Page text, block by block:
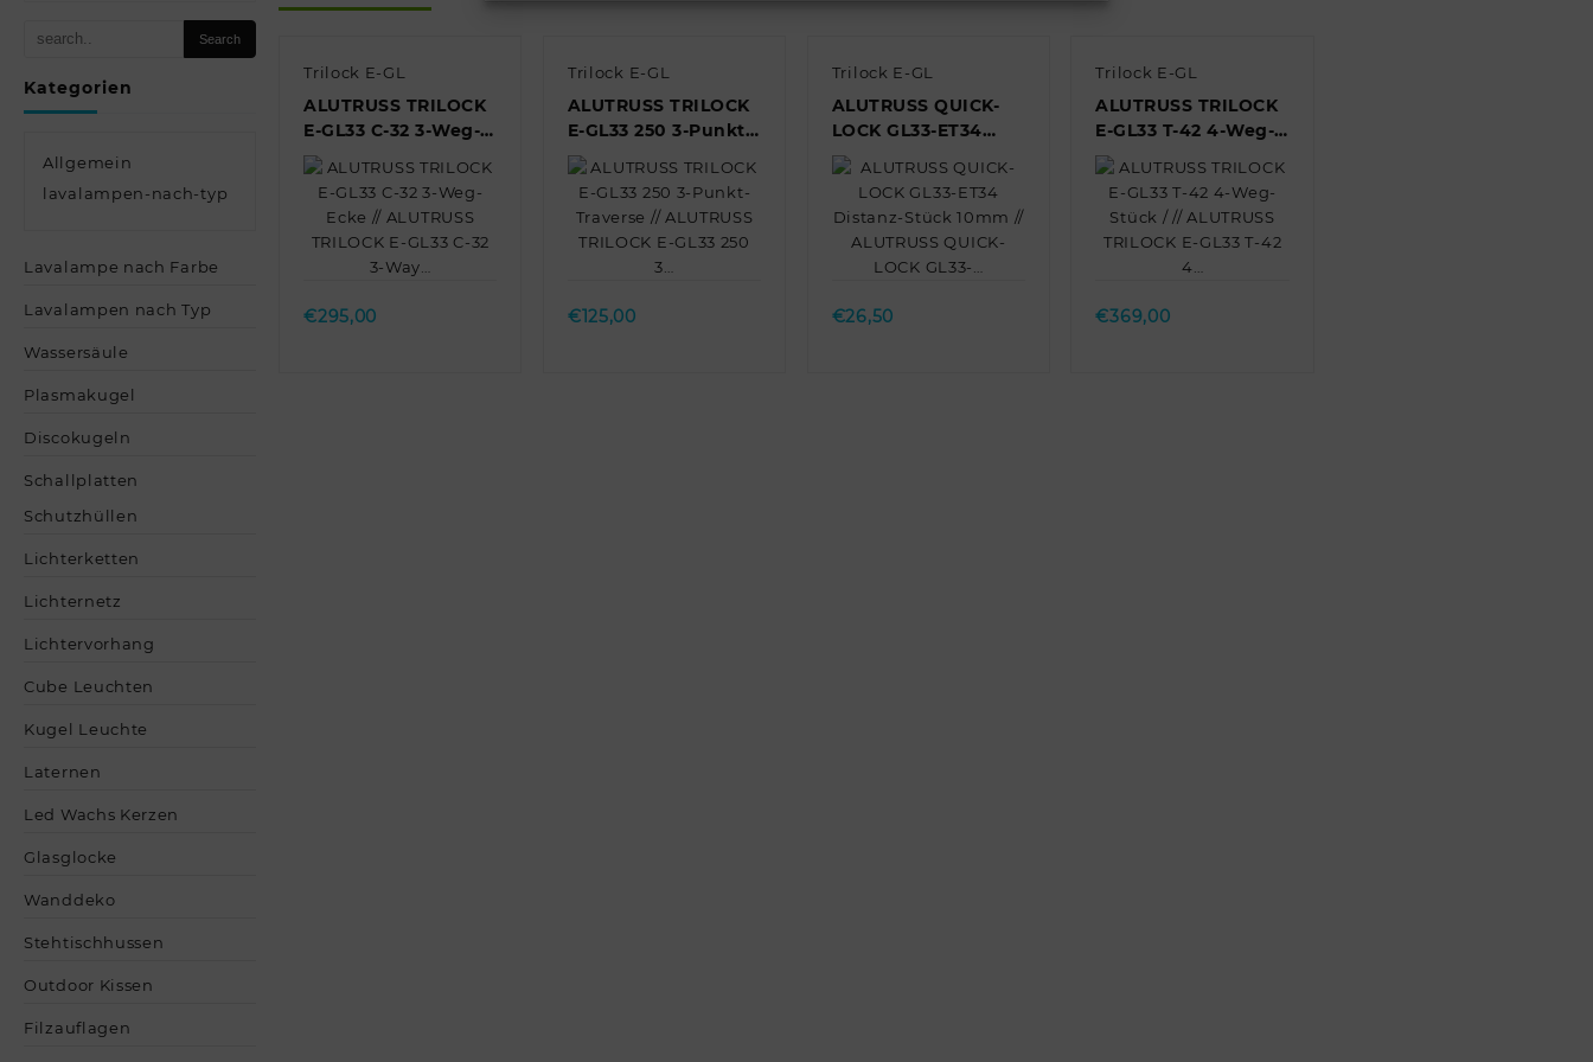
Kategorien
Allgemein
lavalampen-nach-typ
Lavalampe nach Farbe
Lavalampen nach Typ
Wassersäule
Plasmakugel
Discokugeln
Schallplatten
Schutzhüllen
Lichterketten
Lichternetz
Lichtervorhang
Cube Leuchten
Kugel Leuchte
Laternen
Led Wachs Kerzen
Glasglocke
Wanddeko
Stehtischhussen
Outdoor Kissen
Filzauflagen
Trilock E-GL
ALUTRUSS TRILOCK
E-GL33 C-32 3-Weg-
Ecke // ALUTRUSS
TRILOCK E-GL33 C-32
3-Way…
Quick view
€295,00
Trilock E-GL
ALUTRUSS TRILOCK
E-GL33 250 3-Punkt-
Traverse //
ALUTRUSS TRILOCK
E-GL33 250 3…
Quick view
€125,00
Trilock E-GL
ALUTRUSS QUICK-
LOCK GL33-ET34
Distanz-Stück 10mm
// ALUTRUSS QUICK-
LOCK GL33-…
Quick view
€26,50
Trilock E-GL
ALUTRUSS TRILOCK
E-GL33 T-42 4-Weg-
Stück / // ALUTRUSS
TRILOCK E-GL33 T-42
4…
Quick view
€369,00